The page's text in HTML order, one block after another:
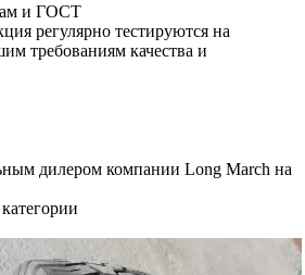
и ГОСТ
регулярно тестируются на
требованиям качества и
дилером компании Long March на